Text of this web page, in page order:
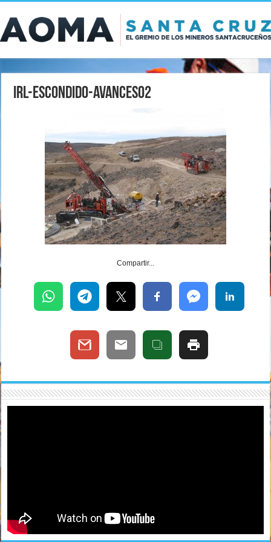
IRL-Escondido-Avances02
Compartir...